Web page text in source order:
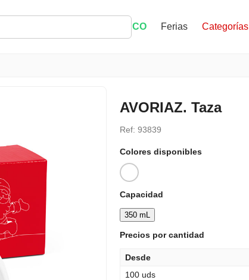
ECO Ferias Categorías
AVORIAZ. Taza
Ref: 93839
Colores disponibles
Capacidad
350 mL
Precios por cantidad
Desde
100 uds